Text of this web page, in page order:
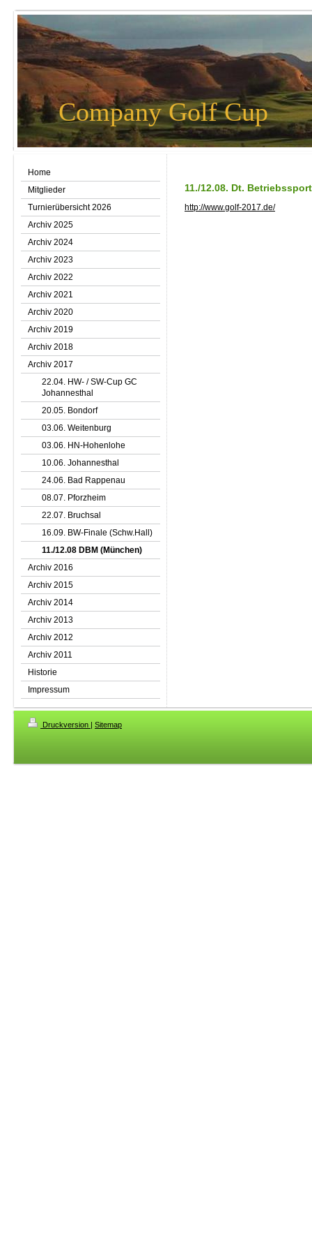
Company Golf Cup
Home
Mitglieder
Turnierübersicht 2026
Archiv 2025
Archiv 2024
Archiv 2023
Archiv 2022
Archiv 2021
Archiv 2020
Archiv 2019
Archiv 2018
Archiv 2017
22.04. HW- / SW-Cup GC
Johannesthal
20.05. Bondorf
03.06. Weitenburg
03.06. HN-Hohenlohe
10.06. Johannesthal
24.06. Bad Rappenau
08.07. Pforzheim
22.07. Bruchsal
16.09. BW-Finale (Schw.Hall)
11./12.08 DBM (München)
Archiv 2016
Archiv 2015
Archiv 2014
Archiv 2013
Archiv 2012
Archiv 2011
Historie
Impressum
11./12.08. Dt.
http://www.golf-2017.de/
Druckversion | Sitemap